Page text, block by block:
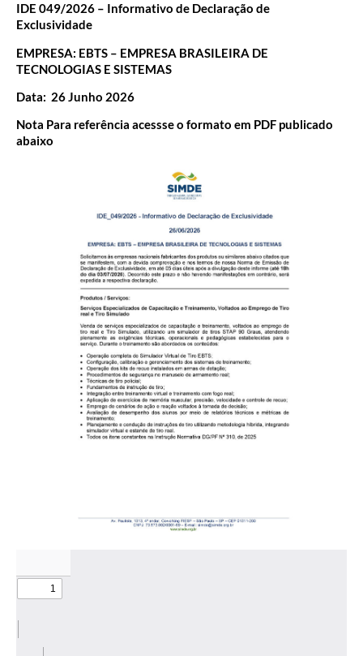
IDE 049/2026 – Informativo de Declaração de
Exclusividade
EMPRESA: EBTS – EMPRESA BRASILEIRA DE
TECNOLOGIAS E SISTEMAS
Data: 26 Junho 2026
Nota Para referência acessse o formato em PDF publicado
abaixo